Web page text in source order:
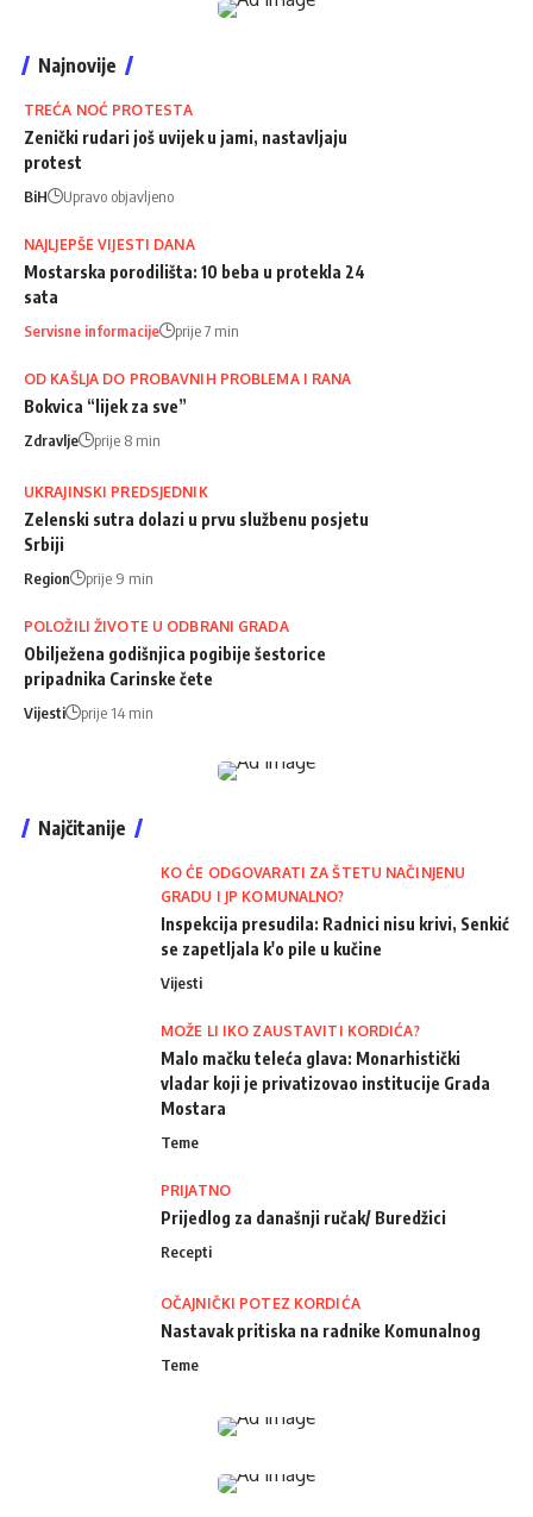
Najnovije
TREĆA NOĆ PROTESTA
Zenički rudari još uvijek u jami, nastavljaju
protest
BiH Upravo objavljeno
NAJLJEPŠE VIJESTI DANA
Mostarska porodilišta: 10 beba u protekla 24
sata
Servisne informacije prije 7 min
OD KAŠLJA DO PROBAVNIH PROBLEMA I RANA
Bokvica “lijek za sve”
Zdravlje prije 8 min
UKRAJINSKI PREDSJEDNIK
Zelenski sutra dolazi u prvu službenu posjetu
Srbiji
Region prije 9 min
POLOŽILI ŽIVOTE U ODBRANI GRADA
Obilježena godišnjica pogibije šestorice
pripadnika Carinske čete
Vijesti prije 14 min
Najčitanije
KO ĆE ODGOVARATI ZA ŠTETU NAČINJENU
GRADU I JP KOMUNALNO?
Inspekcija presudila: Radnici nisu krivi, Senkić
se zapetljala k'o pile u kučine
Vijesti
MOŽE LI IKO ZAUSTAVITI KORDIĆA?
Malo mačku teleća glava: Monarhistički
vladar koji je privatizovao institucije Grada
Mostara
Teme
PRIJATNO
Prijedlog za današnji ručak/ Buredžici
Recepti
OČAJNIČKI POTEZ KORDIĆA
Nastavak pritiska na radnike Komunalnog
Teme